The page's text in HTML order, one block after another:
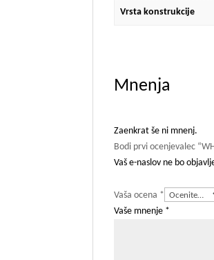
Vrsta konstrukcije
Mnenja
Zaenkrat še ni mnenj.
Bodi prvi ocenjevalec
Vaš e-naslov ne bo
Vaša ocena *
Vaše mnenje *